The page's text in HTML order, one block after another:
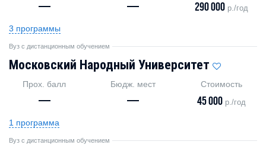
— — 290 000 р./год
3 программы
Вуз с дистанционным обучением
Московский Народный Университет
Прох. балл
—
Бюдж. мест
—
Стоимость
45 000 р./год
1 программа
Вуз с дистанционным обучением